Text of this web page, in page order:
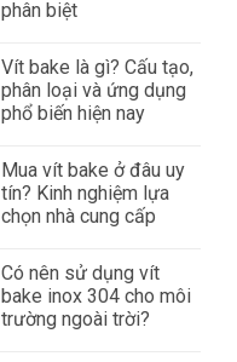
phân biệt
Vít bake là gì? Cấu tạo,
phân loại và ứng dụng
phổ biến hiện nay
Mua vít bake ở đâu uy
tín? Kinh nghiệm lựa
chọn nhà cung cấp
Có nên sử dụng vít
bake inox 304 cho môi
trường ngoài trời?